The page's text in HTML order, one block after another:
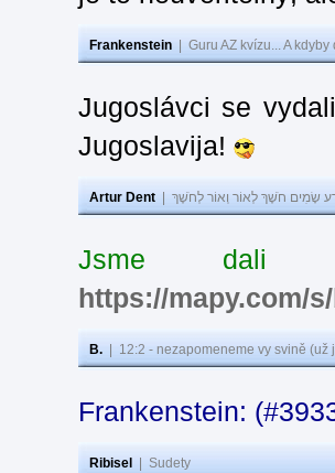
Frankenstein Guru AZ kvízu... A
Jugoslávci se
Jugoslavija!
Artur Dent שָׂמִים חֹשֶׁךְ לְאוֹר וְאוֹר לְחֹשֶׁךְ
Jsme dali
https://mapy.com/
B. 12:2 - nezapomeneme vy svině
Frankenstein:
Ribisel Sudety